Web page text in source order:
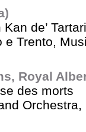
de’
e Trento,
Royal
des morts